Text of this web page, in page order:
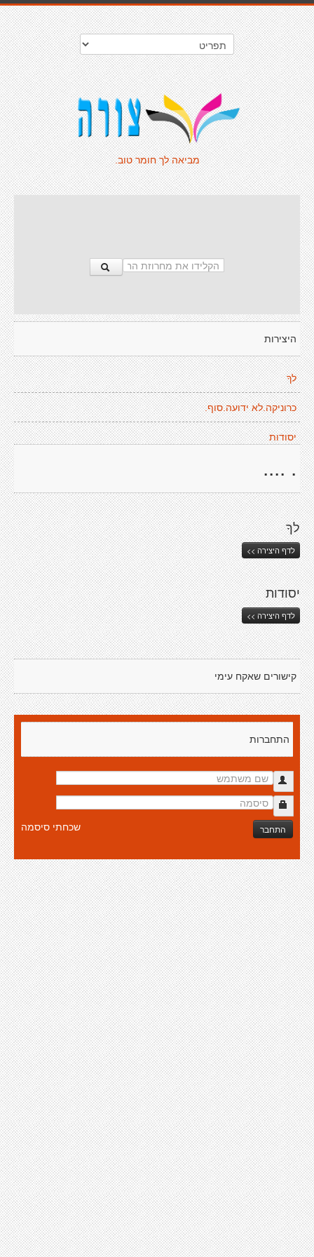
מביאה לך חומר טוב.
היצירות
לךָ
כרוניקה.לא ידועה.סוף.
יסודות
. ....
לךָ
לדף היצירה >>
יסודות
לדף היצירה >>
קישורים שאקח עימי
התחברות
התחבר שכחתי סיסמה